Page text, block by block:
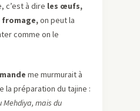
c’est à dire les œufs,
on peut la
comme on le
me murmurait à
la préparation du tajine :
Mehdiya, mais du